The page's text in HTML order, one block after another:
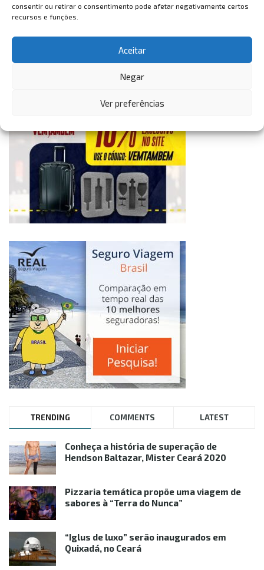
consentir ou retirar o consentimento pode afetar negativamente certos
recursos e funções.
Aceitar
Negar
Ver preferências
TRENDING COMMENTS LATEST
Conheça a história de superação de
Hendson Baltazar, Mister Ceará 2020
Pizzaria temática propõe uma viagem de
sabores à “Terra do Nunca”
“Iglus de luxo” serão inaugurados em
Quixadá, no Ceará